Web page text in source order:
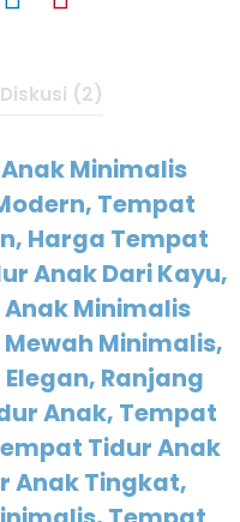
Diskusi (2)
Minimalis
Tempat
Harga Tempat
Anak Dari Kayu,
Minimalis
Minimalis,
Ranjang
Anak, Tempat
Tidur Anak
Anak Tingkat,